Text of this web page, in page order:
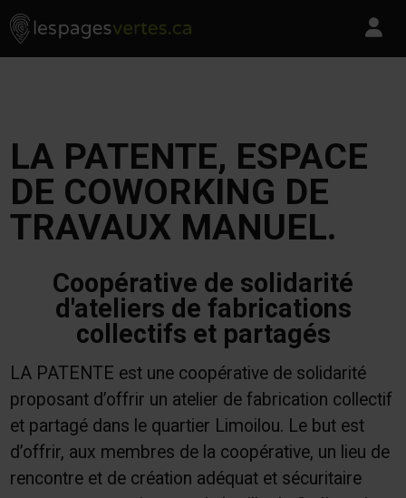
Skip to content
Les Pages Vertes - Go to homepage
LA PATENTE, ESPACE
DE COWORKING DE
TRAVAUX MANUEL.
Coopérative de solidarité
d'ateliers de fabrications
collectifs et partagés
LA PATENTE est une coopérative de solidarité
proposant d’offrir un atelier de fabrication collectif
et partagé dans le quartier Limoilou. Le but est
d’offrir, aux membres de la coopérative, un lieu de
rencontre et de création adéquat et sécuritaire